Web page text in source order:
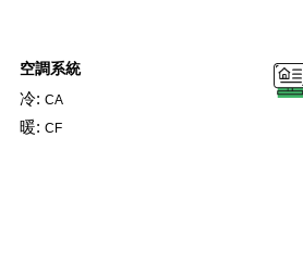
空調系統
冷:CA
暖:CF